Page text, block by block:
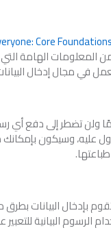
المعلومات الهامة
في مجال إدخال
ولن تضطر إلى دفع أي
عليه، وسيكون بإمكانك
بإدخال البيانات
الرسوم البيانية